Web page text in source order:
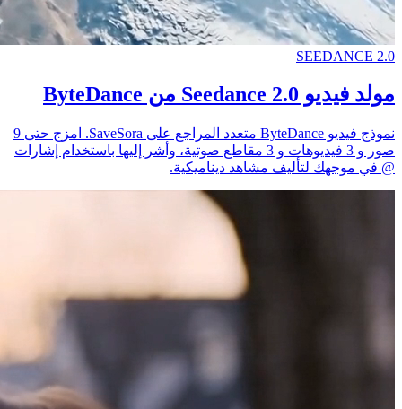
SEEDANCE 2.0
مولد فيديو Seedance 2.0 من ByteDance
نموذج فيديو ByteDance متعدد المراجع على SaveSora. امزج حتى 9
صور و 3 فيديوهات و 3 مقاطع صوتية، وأشر إليها باستخدام إشارات
@ في موجهك لتأليف مشاهد ديناميكية.